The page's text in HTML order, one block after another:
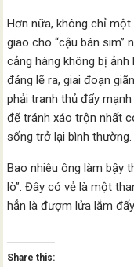
Hơn nữa, không chỉ
giao cho “cậu bán sim”
cảng hàng không bị
đáng lẽ ra, giai đoạn
phải tranh thủ đẩy
để tránh xáo trộn nhất
sống trở lại bình thường.
Bao nhiêu ông làm bậy
lò”. Đây có vẻ là một
hẳn là đượm lửa lắm
Share this: